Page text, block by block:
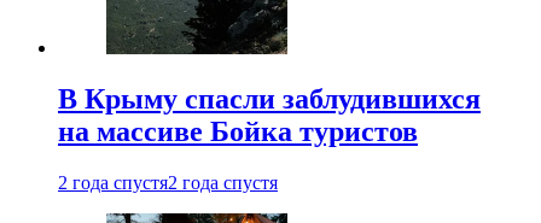
В Крыму спасли заблудившихся
на массиве Бойка туристов
2 года спустя2 года спустя